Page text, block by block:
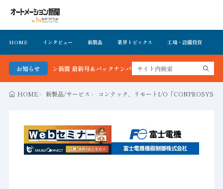
HOME インタビュー 新製品 業界トピックス 工場・設備投資
お知らせ
ーション新聞 最新号＆バックナンバーを無料で公開中 詳細はこちら
HOME 新製品/サービス コンテック、リモートI/O「CONPROSYS